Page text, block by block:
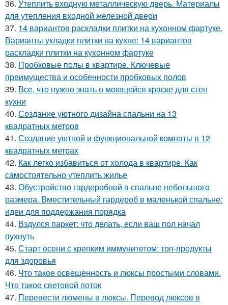
36. Утеплить входную металлическую дверь. Материалы
для утепления входной железной двери
37. 14 вариантов раскладки плитки на кухонном фартуке.
Варианты укладки плитки на кухне: 14 вариантов
раскладки плитки на кухонном фартуке
38. Пробковые полы в квартире. Ключевые
преимущества и особенности пробковых полов
39. Все, что нужно знать о моющейся краске для стен
кухни
40. Создание уютного дизайна спальни на 13
квадратных метров
41. Создание уютной и функциональной комнаты в 12
квадратных метрах
42. Как легко избавиться от холода в квартире. Как
самостоятельно утеплить жилье
43. Обустройство гардеробной в спальне небольшого
размера. Вместительный гардероб в маленькой спальне:
идеи для поддержания порядка
44. Вздулся паркет: что делать, если ваш пол начал
пухнуть
45. Старт осени с крепким иммунитетом: топ-продукты
для здоровья
46. Что такое освещенность и люксы простыми словами.
Что такое световой поток
47. Перевести люмены в люксы. Перевод люксов в